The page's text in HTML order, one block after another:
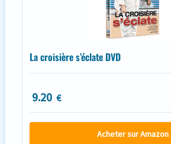
La croisière s’éclate DVD
9.20 €
Acheter sur Amazon